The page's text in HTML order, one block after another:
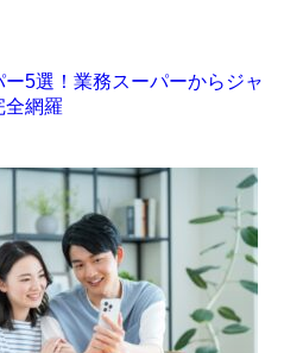
5選！業務スーパーからジャ
全網羅